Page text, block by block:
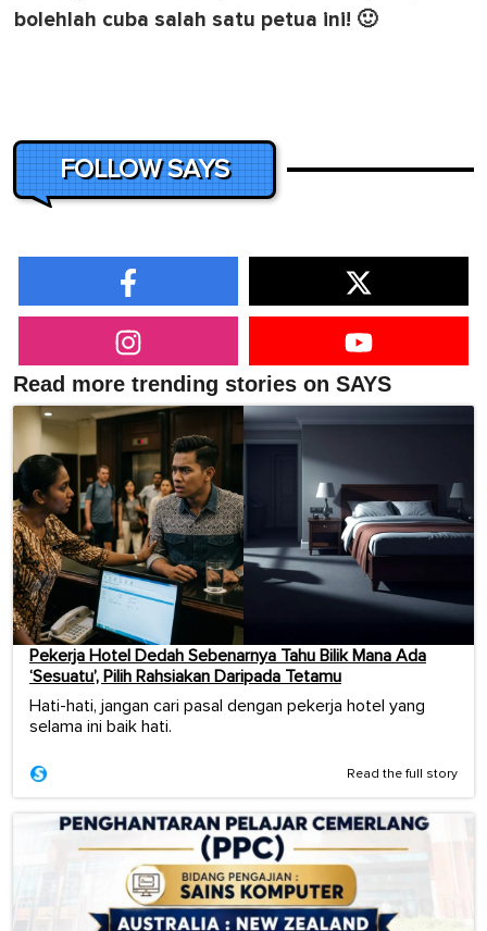
bolehlah cuba salah satu petua ini! 🙂
FOLLOW SAYS
Read more trending stories on SAYS
Pekerja Hotel Dedah Sebenarnya Tahu Bilik Mana Ada
‘Sesuatu’, Pilih Rahsiakan Daripada Tetamu
Hati-hati, jangan cari pasal dengan pekerja hotel yang
selama ini baik hati.
Read the full story